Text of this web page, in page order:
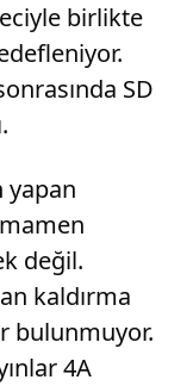
birlikte
SD
yapan
değil.
kaldırma
bulunmuyor.
4A